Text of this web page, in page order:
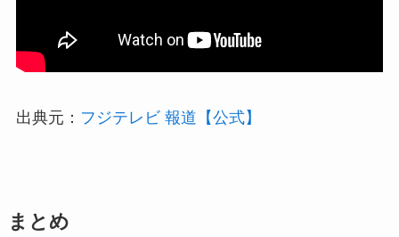
出典元： フジテレビ 報道【公式】
まとめ